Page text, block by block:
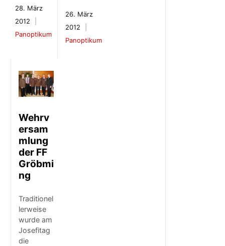
28. März
2012
Panoptikum
26. März
2012
Panoptikum
Wehrv
ersam
mlung
der FF
Gröbmi
ng
Traditionel
lerweise
wurde am
Josefitag
die